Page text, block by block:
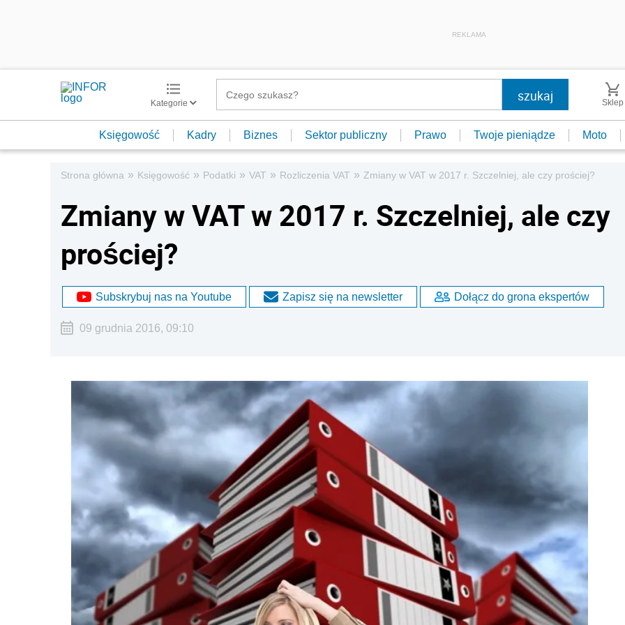
REKLAMA
Kategorie Sklep
Księgowość Kadry Biznes Sektor publiczny Prawo Twoje pieniądze Moto
Strona główna » Księgowość » Podatki » VAT » Rozliczenia VAT » Zmiany w VAT w 2017 r. Szczelniej, ale czy prościej?
Zmiany w VAT w 2017 r. Szczelniej, ale czy
prościej?
Subskrybuj nas na Youtube Zapisz się na newsletter Dołącz do grona ekspertów
09 grudnia 2016, 09:10